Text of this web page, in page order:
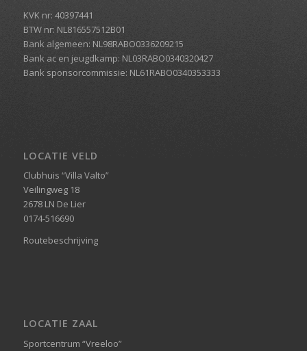
KVK nr: 40397441
BTW nr: NL816557512B01
Bank algemeen: NL98RABO0336209215
Bank ac en jeugdkamp: NL03RABO0340320427
Bank sponsorcommissie: NL61RABO0340353333
LOCATIE VELD
Clubhuis “Villa Valto”
Veilingweg 18
2678 LN De Lier
0174-516690
Routebeschrijving
LOCATIE ZAAL
Sportcentrum “Vreeloo”